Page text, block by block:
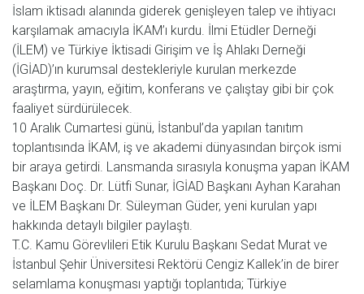
İslam iktisadı alanında giderek genişleyen talep ve ihtiyacı
karşılamak amacıyla İKAM’ı kurdu. İlmi Etüdler Derneği
(İLEM) ve Türkiye İktisadi Girişim ve İş Ahlakı Derneği
(İGİAD)’ın kurumsal destekleriyle kurulan merkezde
araştırma, yayın, eğitim, konferans ve çalıştay gibi bir çok
faaliyet sürdürülecek.
10 Aralık Cumartesi günü, İstanbul’da yapılan tanıtım
toplantısında İKAM, iş ve akademi dünyasından birçok ismi
bir araya getirdi. Lansmanda sırasıyla konuşma yapan İKAM
Başkanı Doç. Dr. Lütfi Sunar, İGİAD Başkanı Ayhan Karahan
ve İLEM Başkanı Dr. Süleyman Güder, yeni kurulan yapı
hakkında detaylı bilgiler paylaştı.
T.C. Kamu Görevlileri Etik Kurulu Başkanı Sedat Murat ve
İstanbul Şehir Üniversitesi Rektörü Cengiz Kallek’in de birer
selamlama konuşması yaptığı toplantıda; Türkiye